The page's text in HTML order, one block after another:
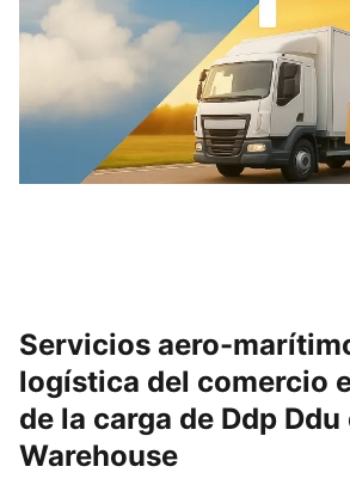
Servicios aero-
logística del comercio
de la carga de Ddp Ddu
Warehouse